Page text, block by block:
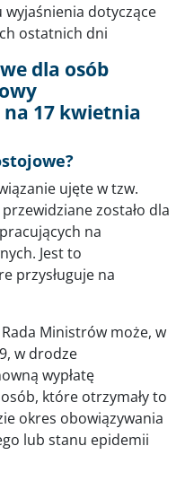
dotyczące
ostatnich dni
dla osób
17 kwietnia
ujęte w tzw.
zostało dla
na
Jest to
przysługuje na
Ministrów może, w
w drodze
wypłatę
które otrzymały to
okres obowiązywania
lub stanu epidemii